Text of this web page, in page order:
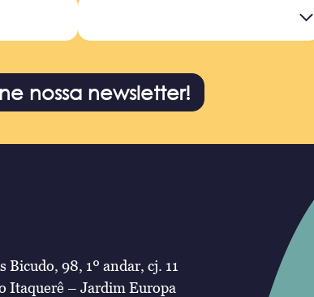
nossa newsletter!
Bicudo, 98, 1º andar, cj. 11
Itaquerê – Jardim Europa